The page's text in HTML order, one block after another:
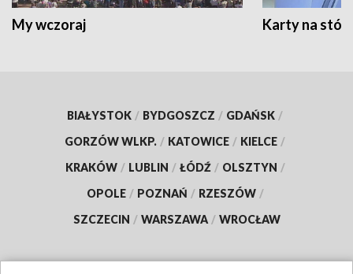
My wczoraj Karty na
BIAŁYSTOK / BYDGOSZCZ / GDAŃSK /
GORZÓW WLKP. / KATOWICE / KIELCE /
KRAKÓW / LUBLIN / ŁÓDŹ / OLSZTYN /
OPOLE / POZNAŃ / RZESZÓW /
SZCZECIN / WARSZAWA / WROCŁAW